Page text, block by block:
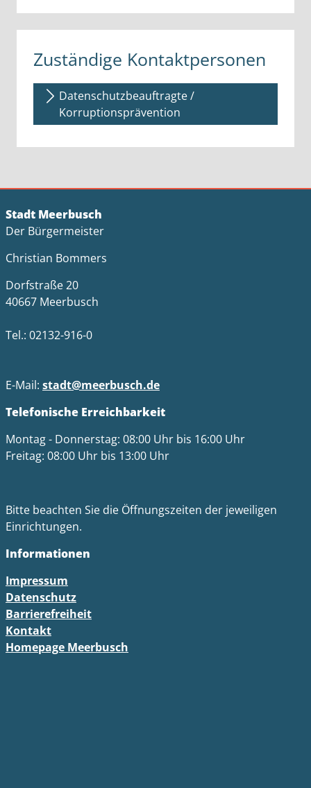
Zuständige Kontaktpersonen
Datenschutzbeauftragte /
Korruptionsprävention
Stadt Meerbusch
Der Bürgermeister
Christian Bommers
Dorfstraße 20
40667 Meerbusch
Tel.: 02132-916-0
E-Mail: stadt@meerbusch.de
Telefonische Erreichbarkeit
Montag - Donnerstag: 08:00 Uhr bis 16:00 Uhr
Freitag: 08:00 Uhr bis 13:00 Uhr
Bitte beachten Sie die Öffnungszeiten der jeweiligen
Einrichtungen.
Informationen
Impressum
Datenschutz
Barrierefreiheit
Kontakt
Homepage Meerbusch